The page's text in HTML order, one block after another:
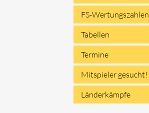
FS-Wertungszahlen
Tabellen
Termine
Mitspieler gesucht!
Länderkämpfe